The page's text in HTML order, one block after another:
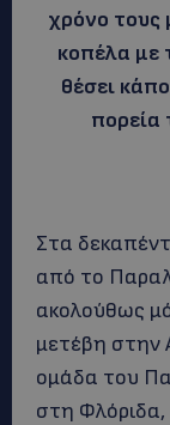
χρόνο τους
κοπέλα με
θέσει
πορεία
Στα
από το
ακολούθως
μετέβη στην
ομάδα του
στη Φλόριδα,